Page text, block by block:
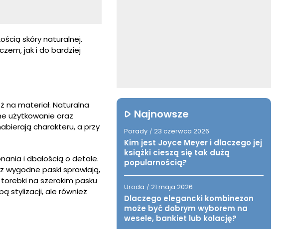
skóry naturalnej.
jak i do bardziej
na materiał. Naturalna
użytkowanie oraz
charakteru, a przy
i dbałością o detale.
wygodne paski sprawiają,
na szerokim pasku
stylizacji, ale również
Najnowsze
Porady / 23 czerwca 2026
Kim jest Joyce Meyer i dlaczego jej
książki cieszą się tak dużą
popularnością?
Uroda / 21 maja 2026
Dlaczego elegancki kombinezon
może być dobrym wyborem na
wesele, bankiet lub kolację?